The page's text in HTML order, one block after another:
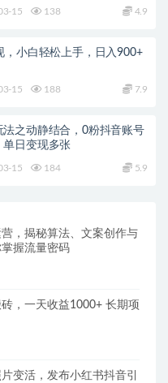
15 138 4.9
，小白轻松上手，日入900+
15 188 7.9
之动静结合，0粉抖音账号
单日变现多张
15 184 5.9
，揭秘算法、文案创作与
握流量密码
，一天收益1000+ 长期项
变活，发布小红书抖音引